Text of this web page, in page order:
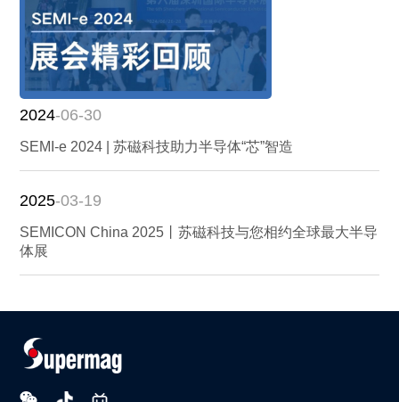
2024-06-30
SEMI-e 2024 | 苏磁科技助力半导体“芯”智造
2025-03-19
SEMICON China 2025丨苏磁科技与您相约全球最大半导
体展